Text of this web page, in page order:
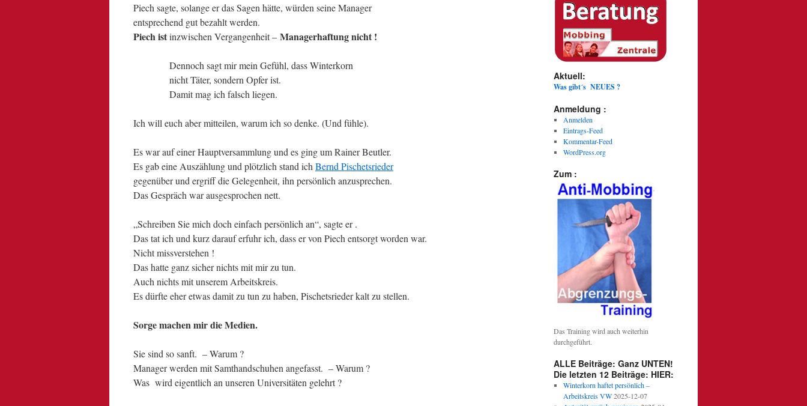
Piech sagte, solange er das Sagen hätte, würden seine Manager
entsprechend gut bezahlt werden.
Piech istinzwischen Vergangenheit – Managerhaftung nicht !
Dennoch sagt mir mein Gefühl, dass Winterkorn
nicht Täter, sondern Opfer ist.
Damit mag ich falsch liegen.
Ich will euch aber mitteilen, warum ich so denke. (Und fühle).
Es war auf einer Hauptversammlung und es ging um Rainer Beutler.
Es gab eine Auszählung und plötzlich stand ich Bernd Pischetsrieder
gegenüber und ergriff die Gelegenheit, ihn persönlich anzusprechen.
Das Gespräch war ausgesprochen nett.
„Schreiben Sie mich doch einfach persönlich an“, sagte er .
Das tat ich und kurz darauf erfuhr ich, dass er von Piech entsorgt worden war.
Nicht missverstehen !
Das hatte ganz sicher nichts mit mir zu tun.
Auch nichts mit unserem Arbeitskreis.
Es dürfte eher etwas damit zu tun zu haben, Pischetsrieder kalt zu stellen.
Sorge machen mir die Medien.
Sie sind so sanft. – Warum ?
Manager werden mit Samthandschuhen angefasst. – Warum ?
Was wird eigentlich an unseren Universitäten gelehrt ?
Aktuell:
Was gibt´s NEUES ?
Anmeldung :
Anmelden
Eintrags-Feed
Kommentar-Feed
WordPress.org
Zum :
Das Training wird auch weiterhin
durchgeführt.
ALLE Beiträge: Ganz UNTEN!
Die letzten 12 Beiträge: HIER:
Winterkorn haftet persönlich –
Arbeitskreis VW 2025-12-07